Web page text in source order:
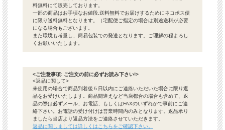
料無料にて販売しております。
一部の商品はお手頃なお値段,送料無料でお届けするためにネコポス便
に限り送料無料となります。（宅配便ご指定の場合は別途送料が必要
になる場合もございます。
また環境も考量し、簡易包装での発送となります。ご理解の程よろし
くお願いいたします。
<ご注意事項: ご注文の前に必ずお読み下さい!>
<返品に関して>
未使用の場合で商品到着後５日以内にご連絡いただいた場合に限り返
品をお受けいたします。商品間違えなど当店都合の場合も含めて、返
品の際は必ずメール、お電話、もしくはFAXのいずれかで事前にご連
絡下さい。お電話の受け付けは営業時間内のみとなります。返品承り
ましたら当店より返品方法をご連絡させていただきます。
返品に関しましては詳しくはこちらをご確認下さい。